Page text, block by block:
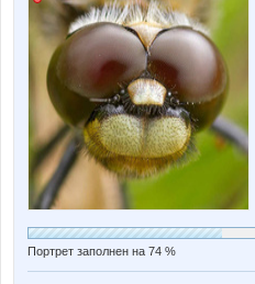
Портрет заполнен на 74 %